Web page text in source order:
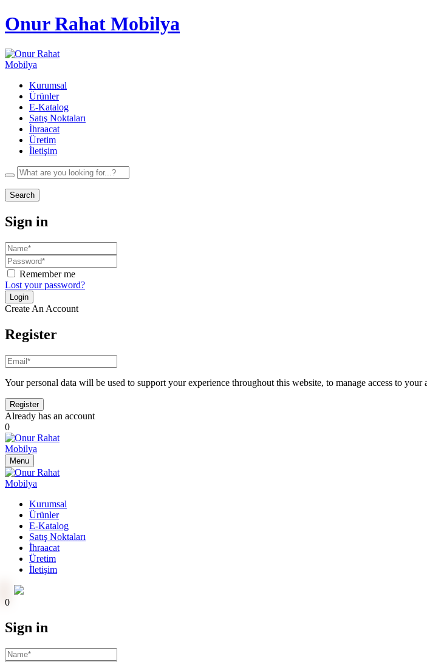
Onur Rahat Mobilya
Kurumsal
Ürünler
E-Katalog
Satış Noktaları
İhraacat
Üretim
İletişim
Search
Sign in
Remember me
Lost your password?
Create An Account
Register
Your personal data will be used to support your experience throughout this website, to manage access to
Already has an account
0
Menu
Kurumsal
Ürünler
E-Katalog
Satış Noktaları
İhraacat
Üretim
İletişim
0
Sign in